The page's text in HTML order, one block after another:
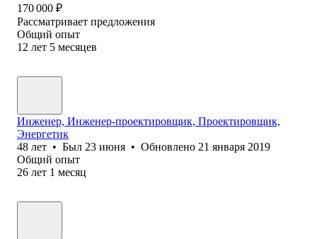
170 000 ₽
Рассматривает предложения
Общий опыт
12 лет 5 месяцев
Инженер, Инженер-проектировщик, Проектировщик,
Энергетик
48 лет • Был 23 июня • Обновлено 21 января 2019
Общий опыт
26 лет 1 месяц